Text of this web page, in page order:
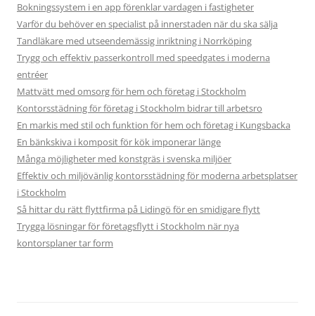
Bokningssystem i en app förenklar vardagen i fastigheter
Varför du behöver en specialist på innerstaden när du ska sälja
Tandläkare med utseendemässig inriktning i Norrköping
Trygg och effektiv passerkontroll med speedgates i moderna
entréer
Mattvätt med omsorg för hem och företag i Stockholm
Kontorsstädning för företag i Stockholm bidrar till arbetsro
En markis med stil och funktion för hem och företag i Kungsbacka
En bänkskiva i komposit för kök imponerar länge
Många möjligheter med konstgräs i svenska miljöer
Effektiv och miljövänlig kontorsstädning för moderna arbetsplatser
i Stockholm
Så hittar du rätt flyttfirma på Lidingö för en smidigare flytt
Trygga lösningar för företagsflytt i Stockholm när nya
kontorsplaner tar form